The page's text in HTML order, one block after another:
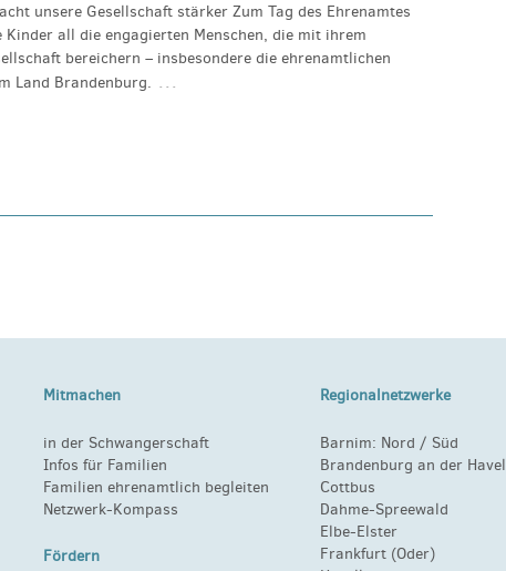
unsere Gesellschaft stärker Zum Tag des Ehrenamtes
Kinder all die engagierten Menschen, die mit ihrem
bereichern – insbesondere die ehrenamtlichen
Land Brandenburg. …
Mitmachen
in der Schwangerschaft
Infos für Familien
Familien ehrenamtlich begleiten
Netzwerk-Kompass
Fördern
Regionalnetzwerke
Barnim: Nord / Süd
Brandenburg an der Havel
Cottbus
Dahme-Spreewald
Elbe-Elster
Frankfurt (Oder)